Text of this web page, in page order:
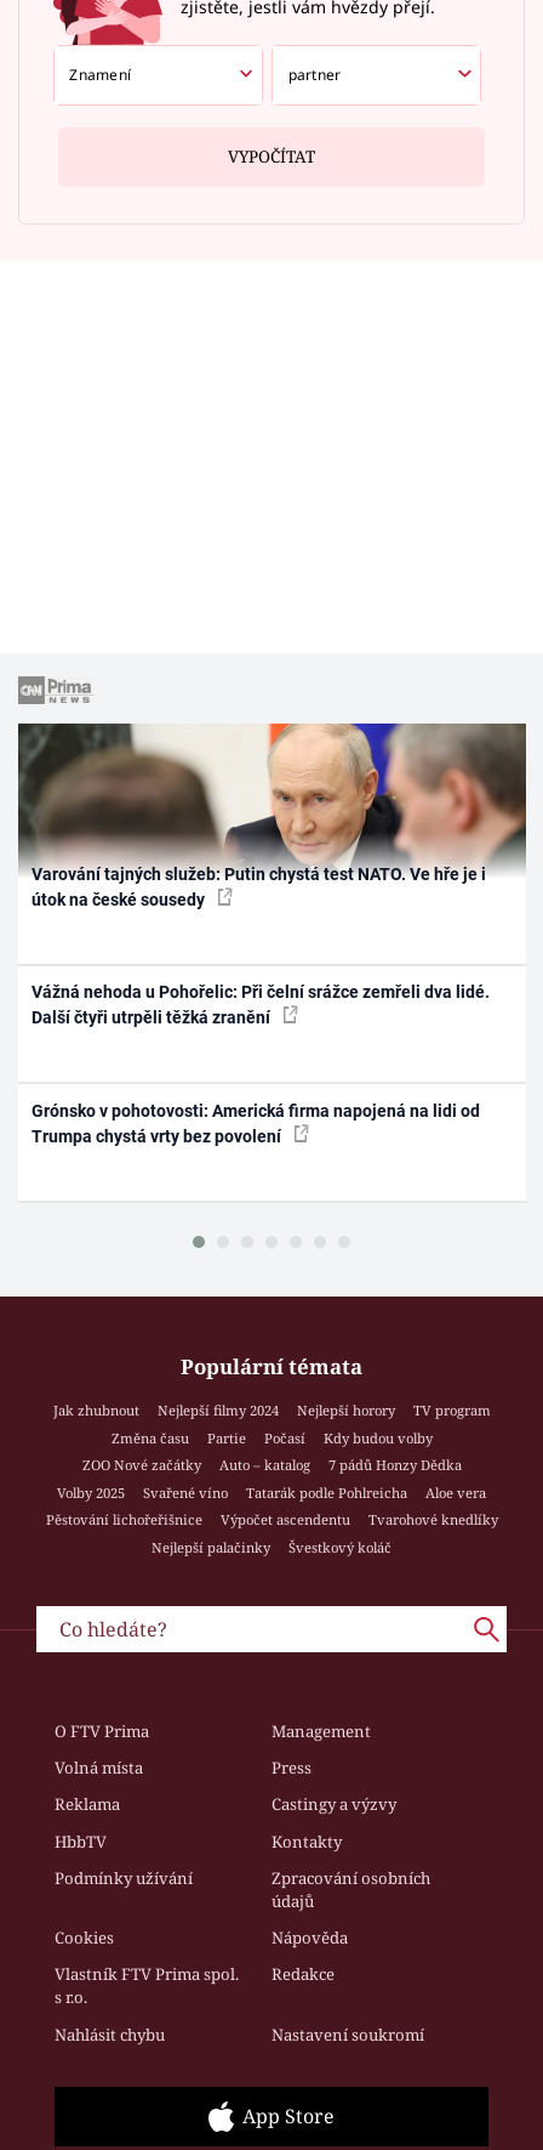
zjistěte, jestli vám hvězdy přejí.
VYPOČÍTAT
Varování tajných služeb: Putin chystá test NATO. Ve hře je i
útok na české sousedy
Vážná nehoda u Pohořelic: Při čelní srážce zemřeli dva lidé.
Další čtyři utrpěli těžká zranění
Grónsko v pohotovosti: Americká firma napojená na lidi od
Trumpa chystá vrty bez povolení
Populární témata
Jak zhubnout Nejlepší filmy 2024 Nejlepší horory
TV program
Změna času
Partie Počasí
Kdy budou volby
ZOO Nové začátky
Auto – katalog
7 pádů Honzy Dědka
Volby 2025
Svařené víno Tatarák podle Pohlreicha
Aloe vera
Pěstování lichořeřišnice
Výpočet ascendentu
Tvarohové knedlíky
Nejlepší palačinky
Švestkový koláč
O FTV Prima
Management
Volná místa
Press
Reklama
Castingy a výzvy
HbbTV
Kontakty
Podmínky užívání
Zpracování osobních
údajů
Cookies
Nápověda
Vlastník FTV Prima spol.
s r.o.
Redakce
Nahlásit chybu Nastavení soukromí
App Store